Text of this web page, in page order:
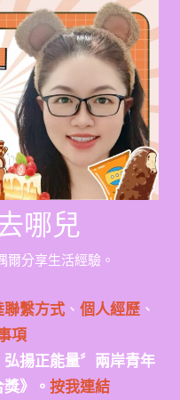
哪兒
爾分享生活經驗。
繫方式、 個人經歷、
項
揚正能量〞兩岸青年
》。 按我連結